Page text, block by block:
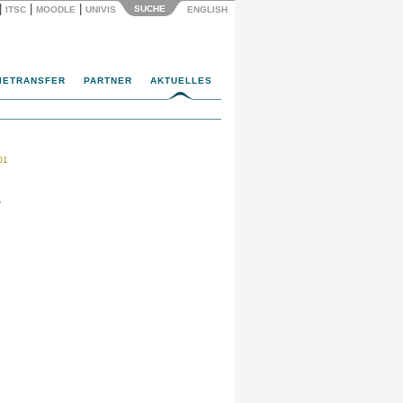
ITSC MOODLE UNIVIS SUCHE ENGLISH
PARTNER AKTUELLES